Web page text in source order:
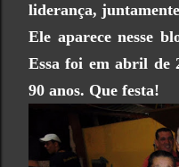
liderança,
Ele aparece nesse
Essa foi em abril de
90 anos. Que festa!